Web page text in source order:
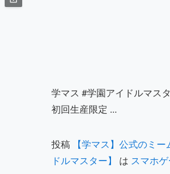
学マス #学園アイドルマス
初回生産限定 ...
投稿
【学マス】公式のミ
ドルマスター】
は スマホ